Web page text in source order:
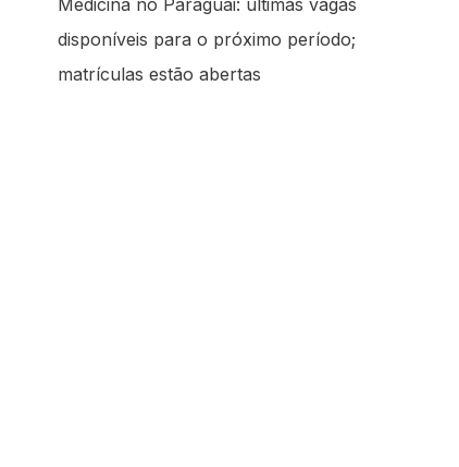
disponíveis para o próximo período;
matrículas estão abertas